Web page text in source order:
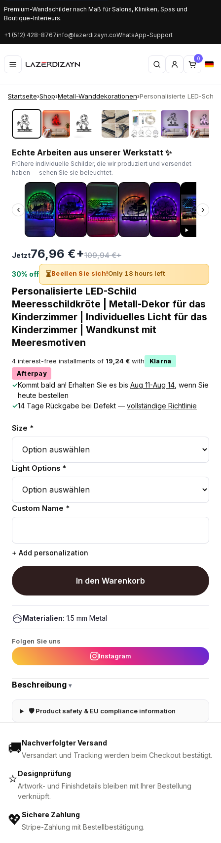
Premium-Wandschilder nach Maß für Salons, Kliniken, Spas und
Boutique-Interieurs.
+1 (512) 428-8767info@lazerdizayn.coWhatsApp-Support
0
Startseite›Shop›Metall-Wanddekorationen›Personalisierte LED-
‹ ›
Echte Arbeiten aus unserer Werkstatt ✨
Frühere individuelle Schilder, die wir produziert und versendet
haben — sehen Sie sie beleuchtet.
‹ ›
Jetzt76,96 €+109,94 €+
30% off ⏳Beeilen Sie sich!Only 18 hours left
Personalisierte LED-Schild
Meeresschildkröte | Metall-Dekor für das
Kinderzimmer | Individuelles Licht für das
Kinderzimmer | Wandkunst mit
Meeresmotiven
4 interest-free installments of 19,24 € with
Klarna
Afterpay
✓Kommt bald an! Erhalten Sie es bis Aug 11-Aug 14 , wenn Sie
heute bestellen
✓14 Tage Rückgabe bei Defekt — vollständige Richtlinie
Size *
Light Options *
Custom Name *
+ Add personalization
In den Warenkorb
Materialien: 1.5 mm Metal
Folgen Sie uns
Instagram
Beschreibung ▾
🛡 Product safety & EU compliance information
🚚Nachverfolgter Versand
Versandart und Tracking werden beim Checkout bestätigt.
⭐Designprüfung
Artwork- und Finishdetails bleiben mit Ihrer Bestellung
verknüpft.
💖Sichere Zahlung
Stripe-Zahlung mit Bestellbestätigung.